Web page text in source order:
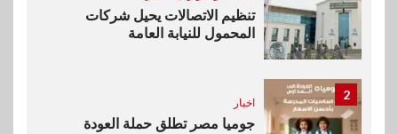
تنظيم الاتصالات يحيل شركات
المحمول للنيابة العامة
2
اخبار
جوميا مصر تطلق حملة العودة